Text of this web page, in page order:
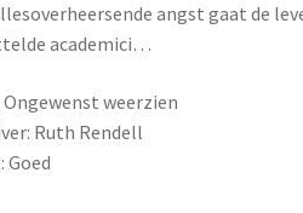
angst gaat de
academici…
weerzien
Ruth Rendell
Goed